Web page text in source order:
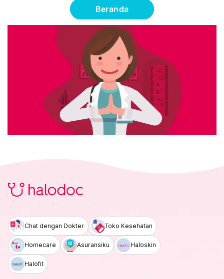
Beranda
Chat dengan Dokter Toko Kesehatan
Homecare Asuransiku Haloskin
Halofit